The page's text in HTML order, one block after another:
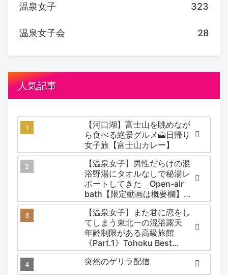
温泉女子 323
温泉女子会 28
人気記事
【河口湖】富士山を眺めなが
ら食べる絶景グルメ🗻日帰り
女子旅【富士山カレー】
【温泉女子】男性だらけの混
浴野湯にタオルなしで秘湯レ
ポートしてきた Open-air
bath【限定動画は概要欄】尻
焼温泉郷 川の湯
【温泉女子】また君に恋をし
てしまう東北一の混浴露天
年齢制限がある高級旅館
《Part.1》Tohoku Best
Secret hotspring #japan
#koteno
突然のゲリラ配信